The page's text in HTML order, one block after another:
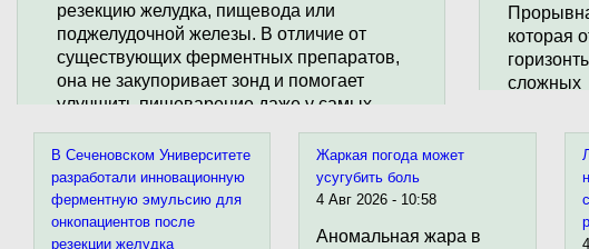
резекцию желудка, пищевода или
поджелудочной железы. В отличие от
существующих ферментных препаратов,
она не закупоривает зонд и помогает
улучшить пищеварение даже у самых
успешно применяют в Клиническом
центре университета, а технология ее
изготовления передана индустриальному
партнеру. Проект реализован при
поддержке программы «Приоритет-2030»
которая
сложных
свищей,
школы
В Сеченовском Университете
разработали инновационную
ферментную эмульсию для
онкопациентов после
резекции желудка
Жаркая погода может
усугубить боль
4 Авг 2026 - 10:58
Аномальная жара в